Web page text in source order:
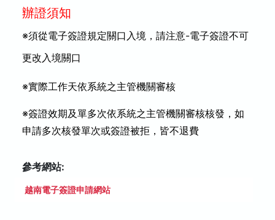
辦證須知
※須從電子簽證規定關口入境，請注意-電子簽證不可
更改入境關口
※實際工作天依系統之主管機關審核
※簽證效期及單多次依系統之主管機關審核核發，如
申請多次核發單次或簽證被拒，皆不退費
參考網站:
越南電子簽證申請網站